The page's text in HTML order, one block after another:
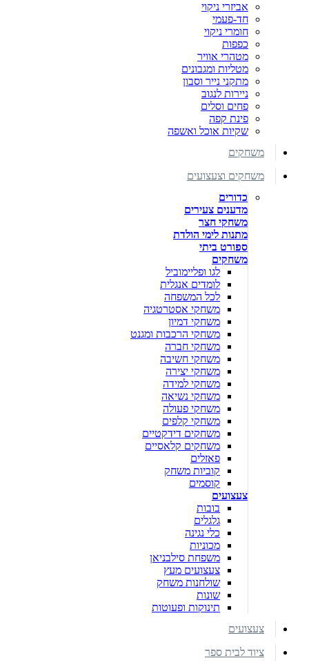
אביזרי ניקוי
חד-פעמי
חומרי ניקוי
כפפות
מטהרי אוויר
מטליות ומגבונים
מתקני נייר וסבון
ניירות לנגוב
פחים וסלים
פינת קפה
שקיות אוכל ואשפה
משחקים
משחקים וצעצועים
כדורים
מדענים צעירים
משחקי חצר
מתנות לימי הולדת
ספורט ביתי
משחקים
לגו ופליימוביל
לומדים אנגלית
לכל המשפחה
משחקי אסטרטגיה
משחקי דמיון
משחקי הרכבות ומגנט
משחקי חברה
משחקי חשיבה
משחקי יצירה
משחקי למידה
משחקי נשיאה
משחקי פעולה
משחקי קלפים
משחקים דידקטיים
משחקים קלאסיים
פאזלים
קוביות משחק
קוסמים
צעצועים
בובות
גלגלים
כלי נגינה
מכוניות
משפחת סילבניאן
צעצועים מעץ
שולחנות משחק
שונות
תינוקות ופעוטות
צעצועים
ציוד לבית ספר